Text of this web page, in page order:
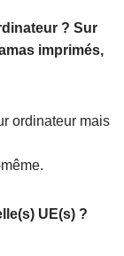
? Sur
imprimés,
ordinateur mais
UE(s) ?